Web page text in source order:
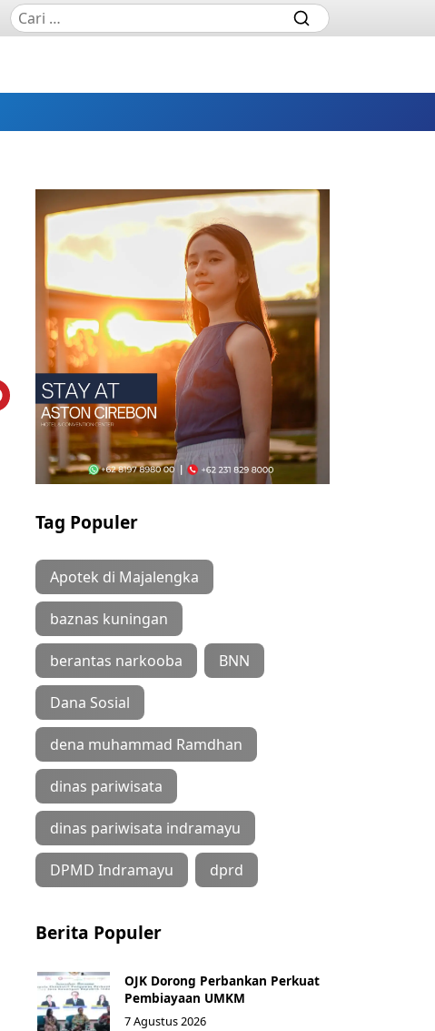
Tag Populer
Apotek di Majalengka
baznas kuningan
berantas narkooba BNN
Dana Sosial
dena muhammad Ramdhan
dinas pariwisata
dinas pariwisata indramayu
DPMD Indramayu dprd
Berita Populer
OJK Dorong Perbankan Perkuat
Pembiayaan UMKM
7 Agustus 2026